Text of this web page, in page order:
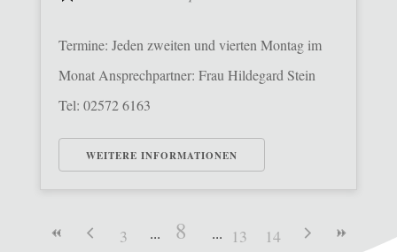
Termine: Jeden zweiten und vierten Montag im
Monat Ansprechpartner: Frau Hildegard Stein
Tel: 02572 6163
WEITERE INFORMATIONEN
3 8 13 14